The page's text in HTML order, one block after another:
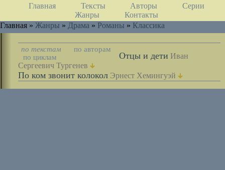
Главная Тексты Авторы
Серии
Жанры
Контакты
Главная » Жанры » Драма » Романы » Классика
по текстам
по авторам
по циклам
Отцы и дети Иван
Сергеевич Тургенев
По ком звонит колокол Эрнест Хемингуэй